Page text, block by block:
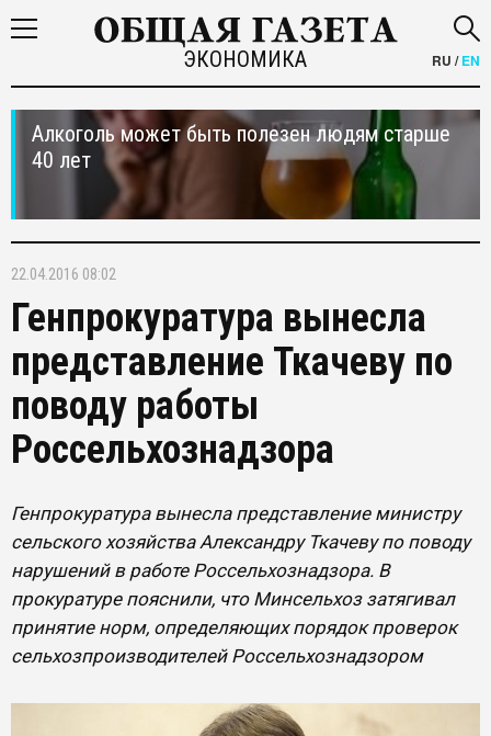
ЭКОНОМИКА RU /EN
Алкоголь может быть полезен людям старше
40 лет
22.04.2016 08:02
Генпрокуратура вынесла
представление Ткачеву по
поводу работы
Россельхознадзора
Генпрокуратура вынесла представление министру
сельского хозяйства Александру Ткачеву по поводу
нарушений в работе Россельхознадзора. В
прокуратуре пояснили, что Минсельхоз затягивал
принятие норм, определяющих порядок проверок
сельхозпроизводителей Россельхознадзором